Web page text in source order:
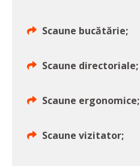
Scaune bucătărie;
Scaune directoriale;
Scaune ergonomice;
Scaune vizitator;